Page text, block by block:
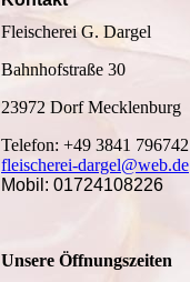
Fleischerei G. Dargel
Bahnhofstraße 30
23972 Dorf Mecklenburg
Telefon: +49 3841 796742
fleischerei-dargel@web.de
Mobil: 01724108226
Unsere Öffnungszeiten